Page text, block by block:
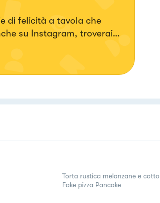
di felicità a tavola che
su Instagram, troverai
Torta rustica melanzane e cotto
Fake pizza Pancake